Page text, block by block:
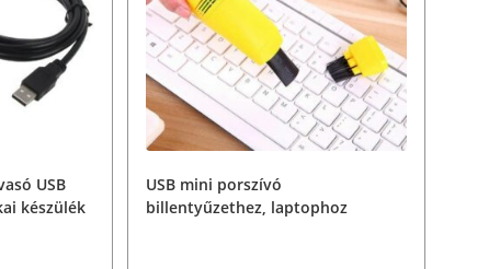
USB
készülék
USB mini porszívó
billentyűzethez, laptophoz